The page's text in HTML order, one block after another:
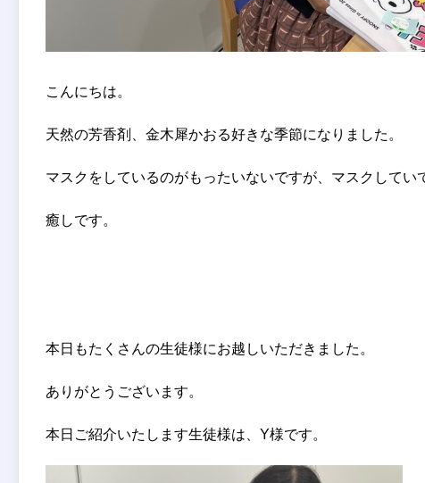
こんにちは。
天然の芳香剤、金木犀かおる好きな季節になりました。
マスクをしているのがもったいないですが、マスクしてい
癒しです。
本日もたくさんの生徒様にお越しいただきました。
ありがとうございます。
本日ご紹介いたします生徒様は、Y様です。